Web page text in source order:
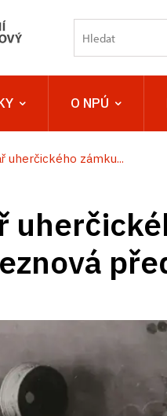
O NPÚ
uherčického zámku...